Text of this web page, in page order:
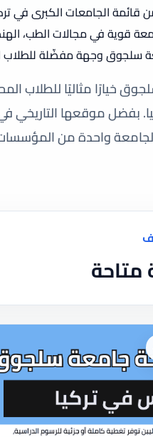
الجامعات الكبرى في
قوية في مجالات الطب،
سلجوق وجهة مفضّلة للطلاب
خيارًا مثاليًا للطلاب
بفضل موقعها التاريخي
واحدة من المؤسسات